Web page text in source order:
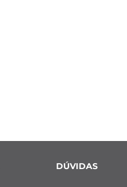
DÚVIDAS